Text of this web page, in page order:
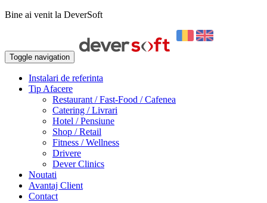
Bine ai venit la DeverSoft
Toggle navigation
Instalari de referinta
Tip Afacere
Restaurant / Fast-Food / Cafenea
Catering / Livrari
Hotel / Pensiune
Shop / Retail
Fitness / Wellness
Drivere
Dever Clinics
Noutati
Avantaj Client
Contact